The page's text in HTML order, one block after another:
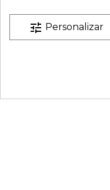
tune Personalizar